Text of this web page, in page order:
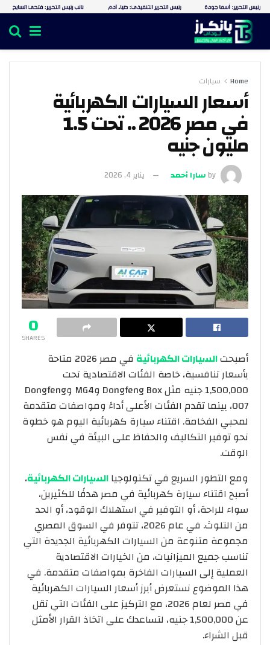
Home سيارات
أسعار السيارات الكهربائية
في مصر 2026 .. تحت 1.5
مليون جنيه
byسارا أحمد يناير 4, 2026
0
SHARES
أصبحتالسيارات الكهربائية
في مصر 2026 متاحة
بأسعار تنافسية، خاصة الفئات الاقتصادية تحت
1,500,000 جنيه مثل Dongfeng Box وMG4 وDongfeng
007، بينما تقدم الفئات الأعلى أداءً ومواصفات متقدمة
لمحبي الفخامة. اقتناء سيارة كهربائية اليوم هو خطوة
نحو توفير التكاليف والحفاظ على البيئة في نفس
الوقت.
ومع التطور السريع في تكنولوجياالسيارات الكهربائية،
أصبح اقتناء سيارة كهربائية في مصر هدفًا للكثيرين،
سواء للراحة، أو التوفير في استهلاك الوقود، أو الحد
من التلوث. في عام 2026، تتوفر في السوق المصري
مجموعة متنوعة من السيارات الكهربائية الجديدة التي
تناسب جميع الميزانيات، من الخيارات الاقتصادية
العملية إلى السيارات الفاخرة بمواصفات متقدمة. في
هذا الموضوع نستعرض أبرز أسعار السيارات الكهربائية
في مصر لعام 2026، مع التركيز على الفئات التي تقل
عن 1,500,000 جنيه، لتساعدك على اتخاذ القرار الأمثل
قبل الشراء.